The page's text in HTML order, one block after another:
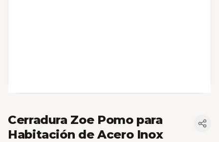
Cerradura Zoe Pomo para
Habitación de Acero Inox